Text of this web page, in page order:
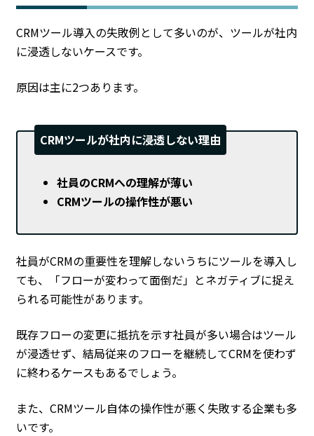
CRMツール導入の失敗例として多いのが、ツールが社内
に浸透しないケースです。
原因は主に2つあります。
CRMツールが社内に浸透しない理由
社員のCRMへの理解が薄い
CRMツールの操作性が悪い
社員がCRMの重要性を理解しないうちにツールを導入し
ても、「フローが変わって面倒だ」とネガティブに捉え
られる可能性があります。
既存フローの変更に抵抗を示す社員が多い場合はツール
が浸透せず、結局従来のフローを継続してCRMを使わず
に終わるケースもあるでしょう。
また、CRMツール自体の操作性が悪く失敗する企業も多
いです。